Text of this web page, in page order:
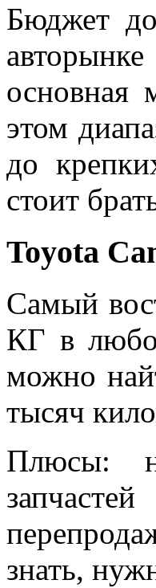
Бюджет
основная
этом
до
стоит
Toyota
Самый
КГ в
можно
тысяч
Плюсы:
знать,